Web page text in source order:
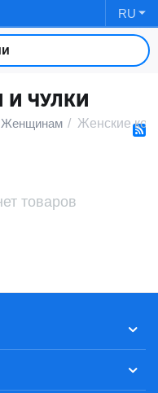
RU
И ЧУЛКИ
Женщинам / Женские
товаров